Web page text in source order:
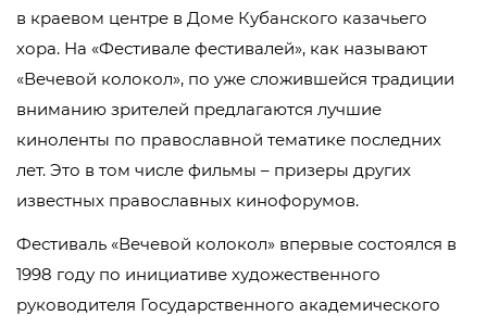
в краевом центре в Доме Кубанского казачьего
хора. На «Фестивале фестивалей», как называют
«Вечевой колокол», по уже сложившейся традиции
вниманию зрителей предлагаются лучшие
киноленты по православной тематике последних
лет. Это в том числе фильмы – призеры других
известных православных кинофорумов.
Фестиваль «Вечевой колокол» впервые состоялся в
1998 году по инициативе художественного
руководителя Государственного академического